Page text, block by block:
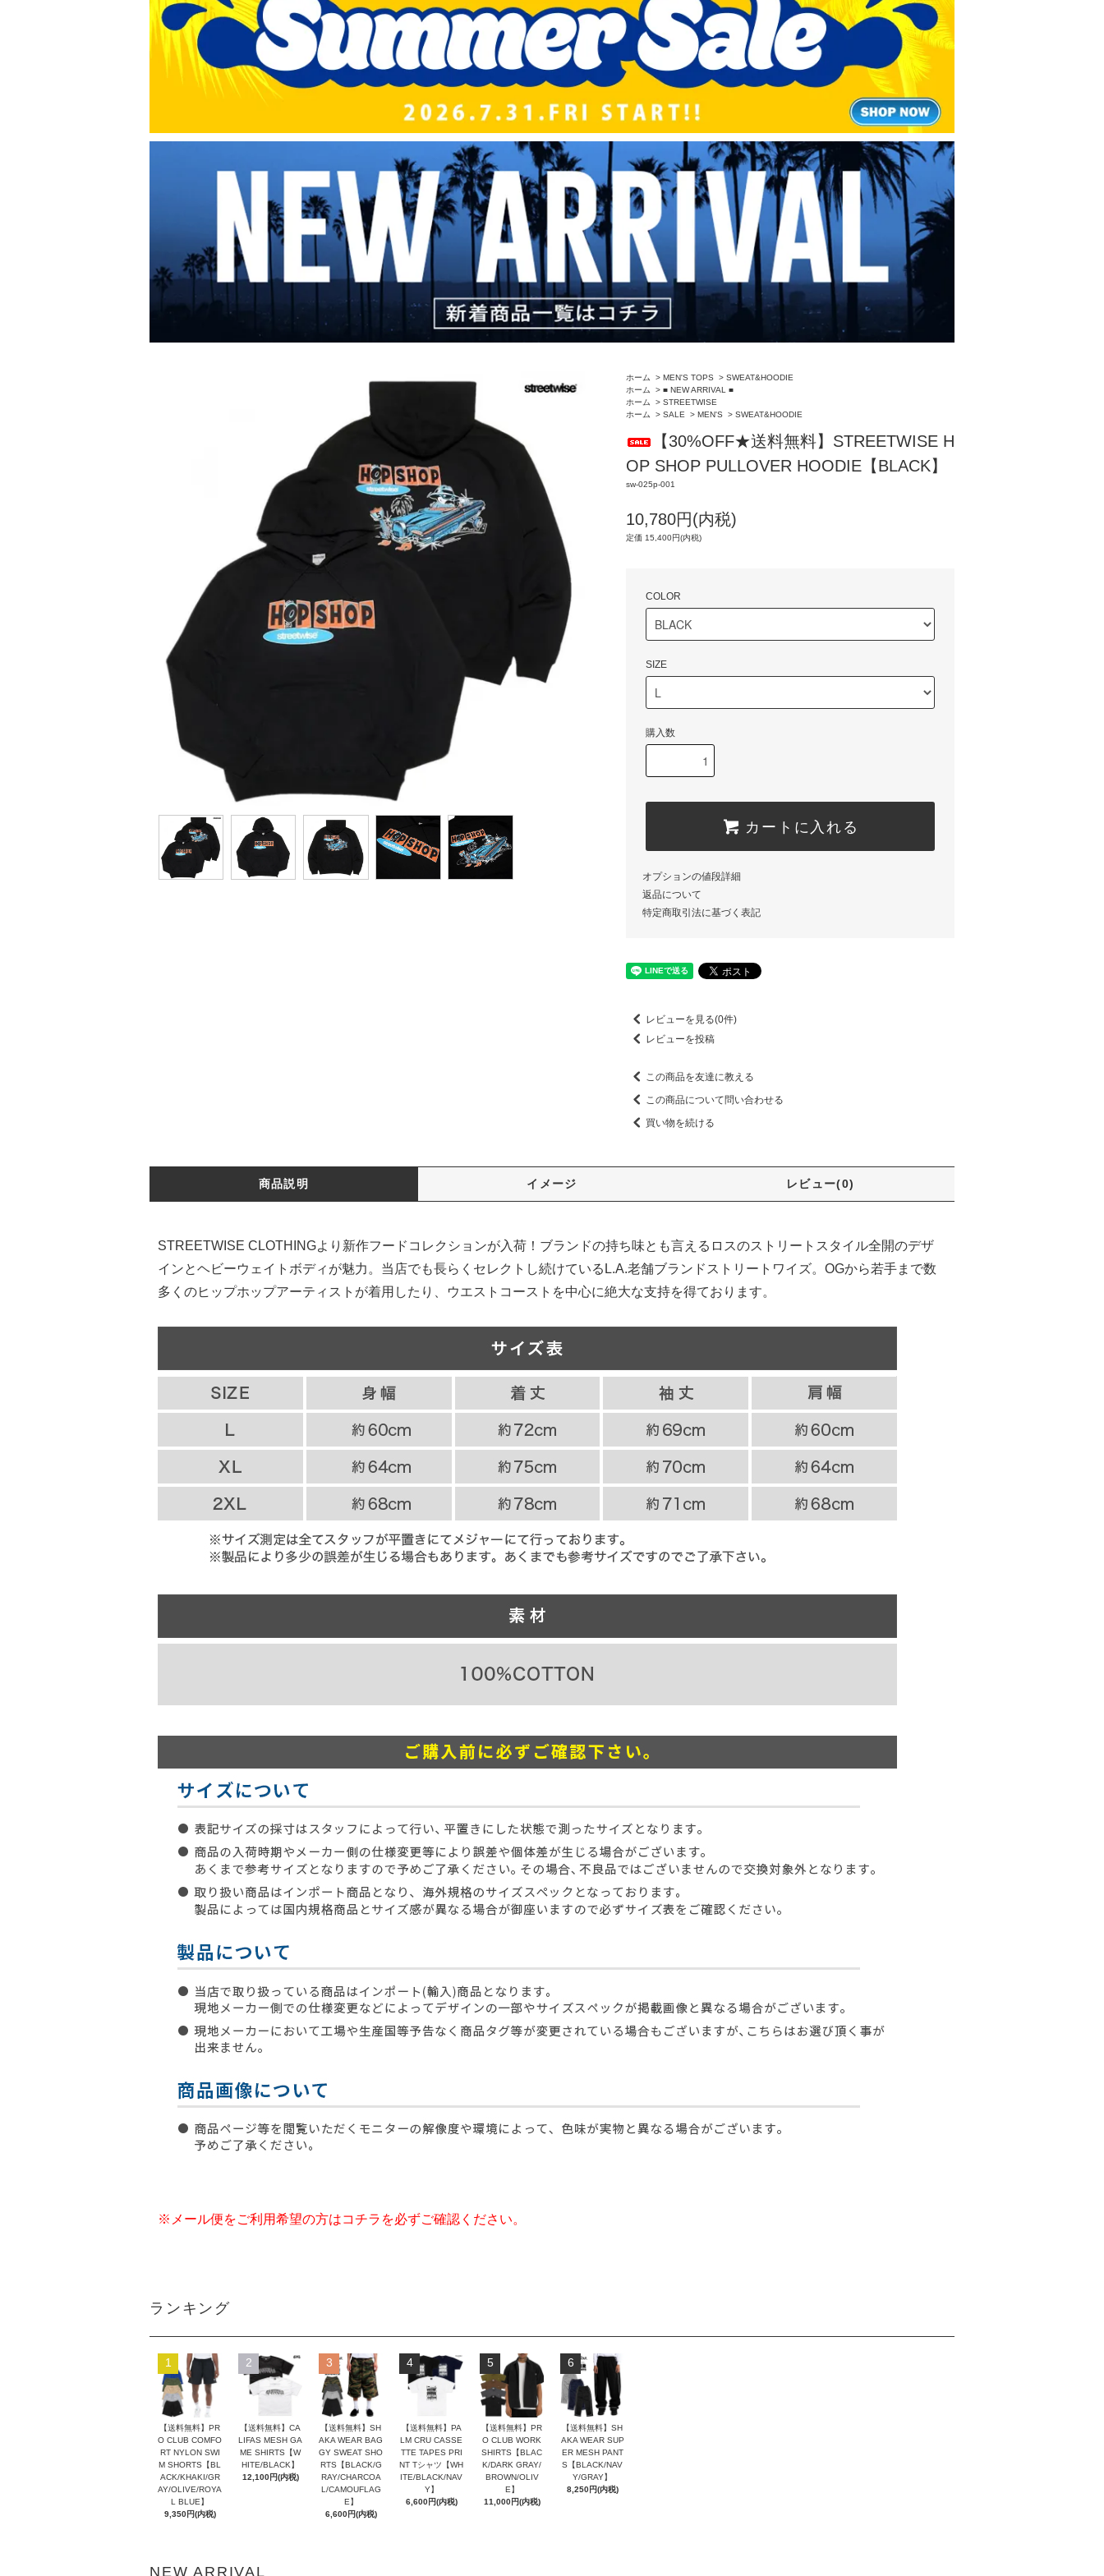
ホーム > MEN'S TOPS > SWEAT&HOODIE
ホーム
> ■ NEW ARRIVAL ■
ホーム
> STREETWISE
ホーム
> SALE > MEN'S > SWEAT&HOODIE
【30%OFF★送料無料】STREETWISE H
OP SHOP PULLOVER HOODIE【BLACK】
sw-025p-001
10,780円(内税)
定価 15,400円(内税)
COLOR
SIZE
購入数
カートに入れる
オプションの値段詳細
返品について
特定商取引法に基づく表記
レビューを見る(0件)
レビューを投稿
この商品を友達に教える
この商品について問い合わせる
買い物を続ける
商品説明 イメージ レビュー(0)
STREETWISE CLOTHINGより新作フードコレクションが入荷！ブランドの持ち味とも言えるロスのストリートスタイル全開のデザ
インとヘビーウェイトボディが魅力。当店でも長らくセレクトし続けているL.A.老舗ブランドストリートワイズ。OGから若手まで数
多くのヒップホップアーティストが着用したり、ウエストコーストを中心に絶大な支持を得ております。
※メール便をご利用希望の方はコチラを必ずご確認ください。
ランキング
1
【送料無料】PR
O CLUB COMFO
RT NYLON SWI
M SHORTS【BL
ACK/KHAKI/GR
AY/OLIVE/ROYA
L BLUE】
9,350円(内税)
2
【送料無料】CA
LIFAS MESH GA
ME SHIRTS【W
HITE/BLACK】
12,100円(内税)
3
【送料無料】SH
AKA WEAR BAG
GY SWEAT SHO
RTS【BLACK/G
RAY/CHARCOA
L/CAMOUFLAG
E】
6,600円(内税)
4
【送料無料】PA
LM CRU CASSE
TTE TAPES PRI
NT Tシャツ【WH
ITE/BLACK/NAV
Y】
6,600円(内税)
5
【送料無料】PR
O CLUB WORK
SHIRTS【BLAC
K/DARK GRAY/
BROWN/OLIV
E】
11,000円(内税)
6
【送料無料】SH
AKA WEAR SUP
ER MESH PANT
S【BLACK/NAV
Y/GRAY】
8,250円(内税)
NEW ARRIVAL